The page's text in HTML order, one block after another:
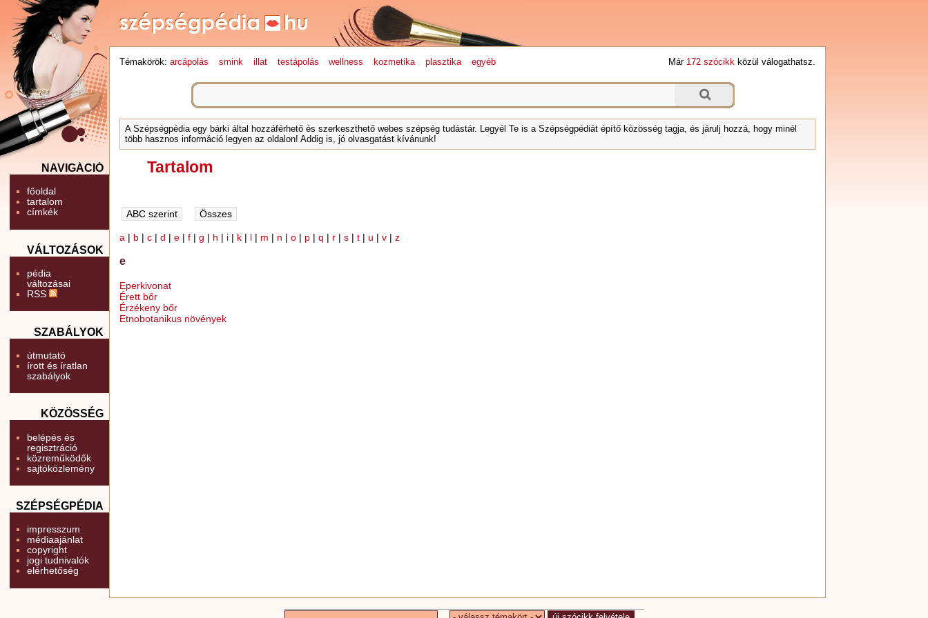
NAVIGÁCIÓ
főoldal
tartalom
címkék
VÁLTOZÁSOK
pédia
változásai
RSS
SZABÁLYOK
útmutató
írott és íratlan
szabályok
KÖZÖSSÉG
belépés és
regisztráció
közreműködők
sajtóközlemény
SZÉPSÉGPÉDIA
impresszum
médiaajánlat
copyright
jogi tudnivalók
elérhetőség
Témakörök: arcápolás smink illat testápolás wellness kozmetika plasztika egyéb Már 172 szócikkközül válogathatsz.
A Szépségpédia egy bárki által hozzáférhető és szerkeszthető webes szépség tudástár. Legyél Te is a Szépségpédiát építő közösség tagja, és járulj hozzá, hogy minél
több hasznos információ legyen az oldalon! Addig is, jó olvasgatást kívánunk!
Tartalom
a | b |c |d |e |f |g | h | i | k | l | m | n |o | p |q | r |s |t |u |v |z
e
Eperkivonat
Érett bőr
Érzékeny bőr
Etnobotanikus növények